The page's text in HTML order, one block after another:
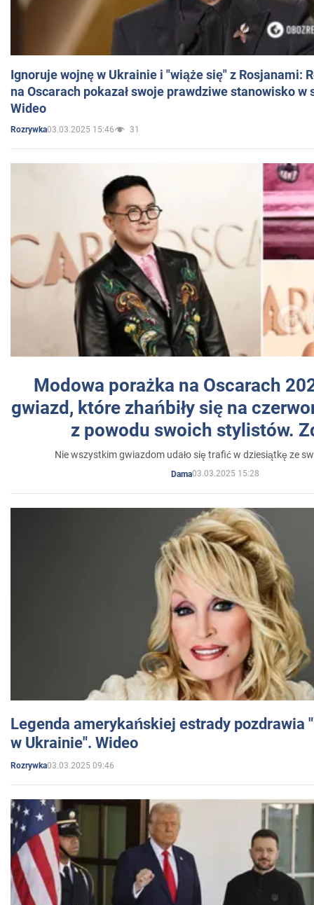
Ignoruje wojnę w Ukrainie i "wiąże się" z Rosjanami:
na Oscarach pokazał swoje prawdziwe stanowisko w
Wideo
Rozrywka03.03.2025 15:46 31
Modowa porażka na Oscarach
gwiazd, które zhańbiły się na
z powodu swoich stylistów.
Nie wszystkim gwiazdom udało się trafić w dziesiątkę ze
Dama03.03.2025 15:28
Legenda amerykańskiej estrady pozdrawia
w Ukrainie". Wideo
Rozrywka03.03.2025 09:46